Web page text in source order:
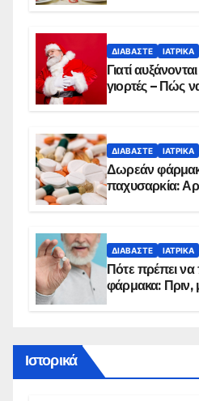
ΔΙΑΒΆΣΤΕ ΙΑΤΡΙΚΆ
Γιατί
γιορτές – Πώς
ΔΙΑΒΆΣΤΕ ΙΑΤΡΙΚΆ
Δωρεάν
παχυσαρκία:
ΔΙΑΒΆΣΤΕ ΙΑΤΡΙΚΆ
Πότε πρέπει
φάρμακα: Πριν,
Ιστορικά